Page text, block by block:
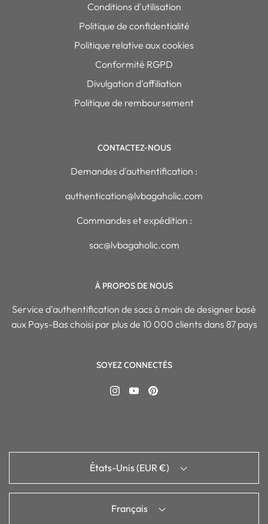
Conditions d'utilisation
Politique de confidentialité
Politique relative aux cookies
Conformité RGPD
Divulgation d'affiliation
Politique de remboursement
CONTACTEZ-NOUS
Demandes d'authentification :
authentication@lvbagaholic.com
Commandes et expédition :
sac@lvbagaholic.com
À PROPOS DE NOUS
Service d'authentification de sacs à main de designer basé
aux Pays-Bas choisi par plus de 10 000 clients dans 87 pays
SOYEZ CONNECTÉS
États-Unis (EUR €)
Français